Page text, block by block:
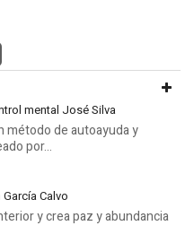
mental José Silva
método de autoayuda y
por...
Calvo
y crea paz y abundancia